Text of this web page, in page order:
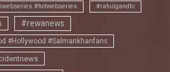
#hotwebseries #rahulgandhi
#rewanews
#Hollywood #Salmankhanfans